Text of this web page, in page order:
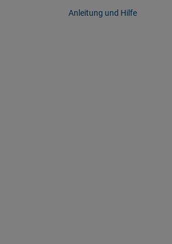
Anleitung und Hilfe